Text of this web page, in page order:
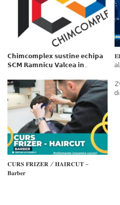
𝗖𝗵𝗶𝗺𝗰𝗼𝗺𝗽𝗹𝗲𝘅 𝘀𝘂𝘀𝘁𝗶𝗻𝗲 𝗲𝗰𝗵𝗶𝗽𝗮
𝗦𝗖𝗠 𝗥𝗮𝗺𝗻𝗶𝗰𝘂 𝗩𝗮𝗹𝗰𝗲𝗮 𝗶𝗻
𝗳𝗶𝗻𝗮𝗻𝘁𝗮𝘁𝗼𝗿
𝐂𝐔𝐑𝐒 𝐅𝐑𝐈𝐙𝐄𝐑 / 𝐇𝐀𝐈𝐑𝐂𝐔𝐓 –
𝐁𝐚𝐫𝐛𝐞𝐫